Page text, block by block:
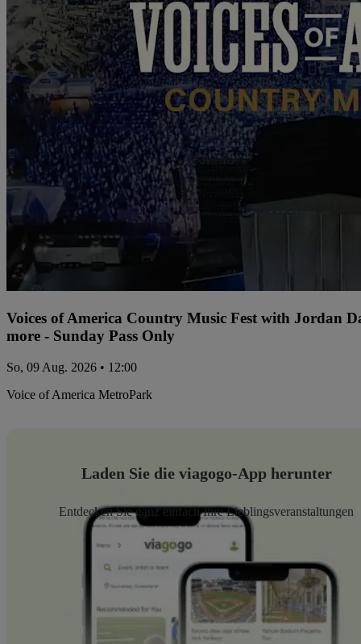
Voices of America Country Music Fest with Jordan
more - Sunday Pass Only
So, 09 Aug. 2026 • 12:00
Voice of America MetroPark
Laden Sie die viagogo-App herunter
Entdecken Sie ganz einfach Ihre Lieblingsveranstaltungen